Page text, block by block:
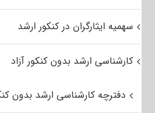
سهمیه ایثارگران در کنکور ارشد
کارشناسی ارشد بدون کنکور آزاد
دفترچه کارشناسی ارشد بدون